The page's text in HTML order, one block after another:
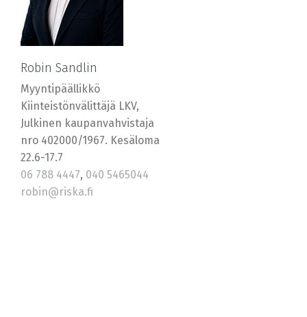
Robin Sandlin
Myyntipäällikkö
Kiinteistönvälittäjä LKV,
Julkinen kaupanvahvistaja
nro 402000/1967. Kesäloma
22.6-17.7
06 788 4447, 040 5465044
robin@riska.fi